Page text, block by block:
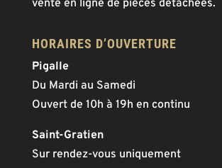
vente en ligne de pièces détachées.
HORAIRES D’OUVERTURE
Pigalle
Du Mardi au Samedi
Ouvert de 10h à 19h en continu
Saint-Gratien
Sur rendez-vous uniquement